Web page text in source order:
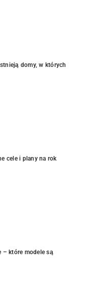
domy, w których
cele i plany na rok
– które modele są